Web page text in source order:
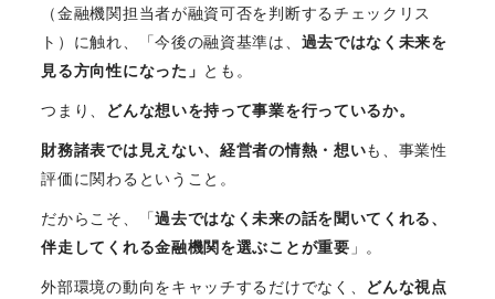
（金融機関担当者が融資可否を判断するチェックリス
ト）に触れ、「今後の融資基準は、 過去ではなく未来を
見る方向性になった」 とも。
つまり、 どんな想いを持って事業を行っているか。
財務諸表では見えない、経営者の情熱・想いも、事業性
評価に関わるということ。
だからこそ、「過去ではなく未来の話を聞いてくれる、
伴走してくれる金融機関を選ぶことが重要 」。
外部環境の動向をキャッチするだけでなく、 どんな視点